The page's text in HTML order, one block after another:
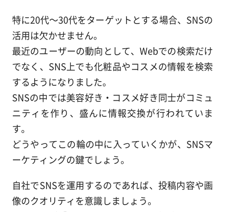
特に20代～30代をターゲットとする場合、SNSの
活用は欠かせません。
最近のユーザーの動向として、Webでの検索だけ
でなく、SNS上でも化粧品やコスメの情報を検索
するようになりました。
SNSの中では美容好き・コスメ好き同士がコミュ
ニティを作り、盛んに情報交換が行われていま
す。
どうやってこの輪の中に入っていくかが、SNSマ
ーケティングの鍵でしょう。
自社でSNSを運用するのであれば、投稿内容や画
像のクオリティを意識しましょう。